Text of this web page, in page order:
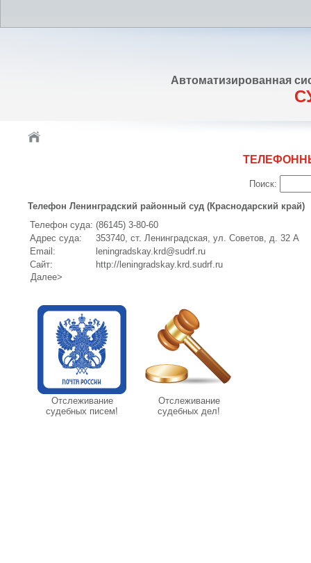
Автоматизированная
Поиск:
Телефон Ленинградский районный суд (Краснодарский край)
Телефон суда: (86145) 3-80-60
Адрес суда:
353740, ст. Ленинградская, ул. Советов, д. 32 А
Email:
leningradskay.krd@sudrf.ru
Сайт:
http://leningradskay.krd.sudrf.ru
Далее>
Отслеживание
судебных писем!
Отслеживание
судебных дел!